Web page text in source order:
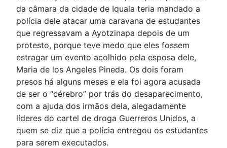
da câmara da cidade de Iquala teria mandado a
polícia dele atacar uma caravana de estudantes
que regressavam a Ayotzinapa depois de um
protesto, porque teve medo que eles fossem
estragar um evento acolhido pela esposa dele,
Maria de los Angeles Pineda. Os dois foram
presos há alguns meses e ela foi agora acusada
de ser o “cérebro” por trás do desaparecimento,
com a ajuda dos irmãos dela, alegadamente
líderes do cartel de droga Guerreros Unidos, a
quem se diz que a polícia entregou os estudantes
para serem executados.